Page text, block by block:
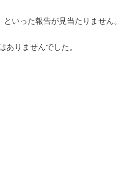
といった報告が見当たりません。
りませんでした。